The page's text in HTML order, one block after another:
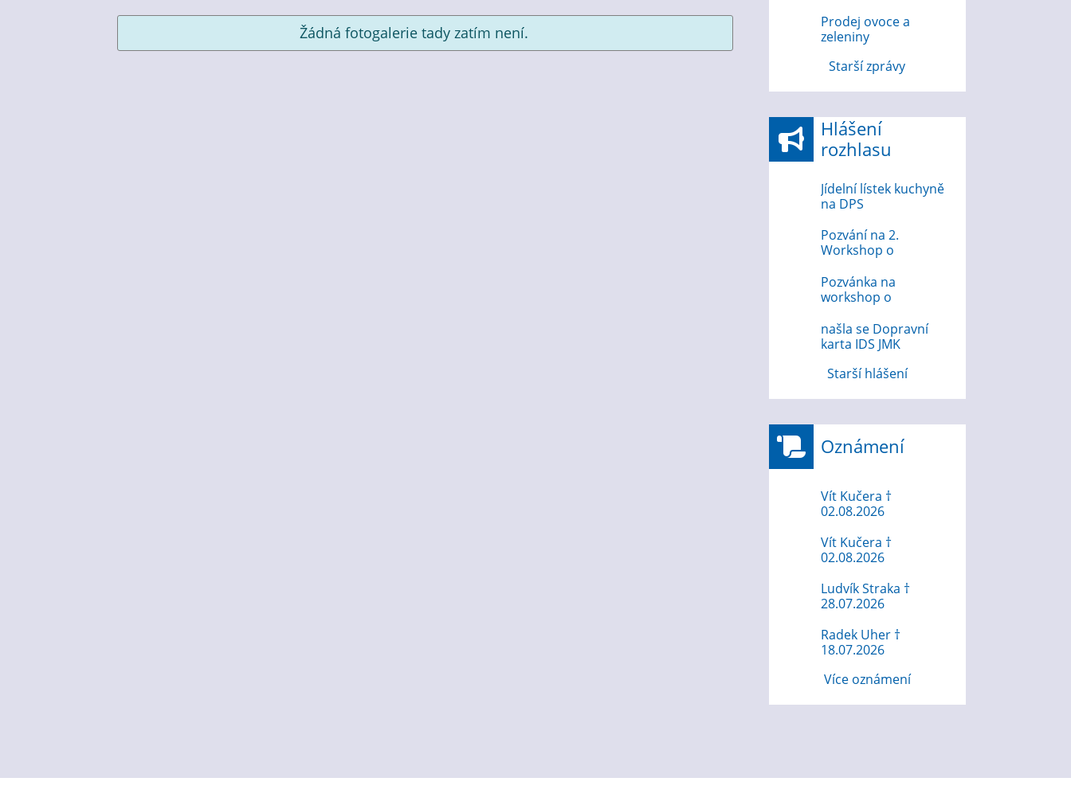
Žádná fotogalerie tady zatím není.
Prodej ovoce a
zeleniny
Starší zprávy
Hlášení
rozhlasu
Jídelní lístek kuchyně
na DPS
Pozvání na 2.
Workshop o
internetu
Pozvánka na
workshop o
internetu 12.8.2026
našla se Dopravní
karta IDS JMK
Starší hlášení
Oznámení
Vít Kučera †
02.08.2026
Vít Kučera †
02.08.2026
Ludvík Straka †
28.07.2026
Radek Uher †
18.07.2026
Více oznámení